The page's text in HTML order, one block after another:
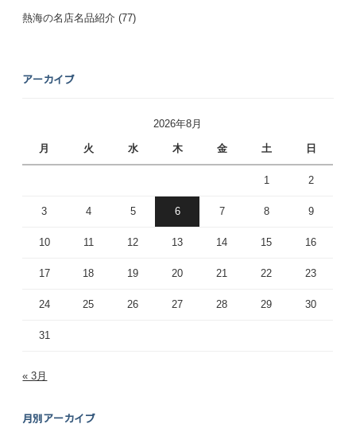
熱海の名店名品紹介 (77)
アーカイブ
2026年8月
月 火 水 木 金 土 日
1 2
3 4 5 6 7 8 9
10 11 12 13 14 15 16
17 18 19 20 21 22 23
24 25 26 27 28 29 30
31
« 3月
月別アーカイブ